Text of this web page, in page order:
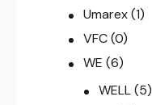
Umarex (1)
VFC (0)
WE (6)
WELL (5)